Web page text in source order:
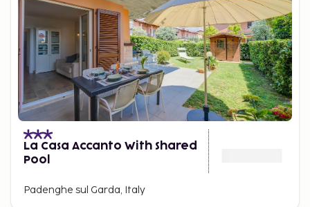
La Casa Accanto With Shared
Pool
Padenghe sul Garda, Italy